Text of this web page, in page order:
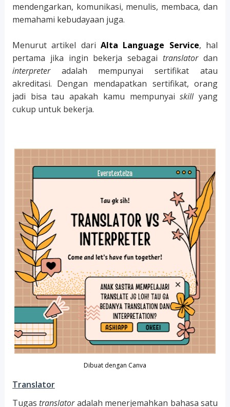
mendengarkan, komunikasi, menulis, membaca, dan
memahami kebudayaan juga.
Menurut artikel dari Alta Language Service, hal
pertama jika ingin bekerja sebagai translatordan
interpreteradalah mempunyai sertifikat atau
akreditasi. Dengan mendapatkan sertifikat, orang
jadi bisa tau apakah kamu mempunyaiskillyang
cukup untuk bekerja.
Dibuat dengan Canva
Translator
Tugas translatoradalah menerjemahkan bahasa satu